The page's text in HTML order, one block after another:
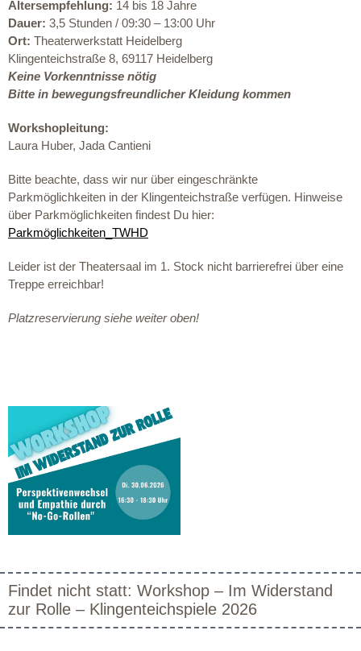
Altersempfehlung: 14 bis 18 Jahre
Dauer: 3,5 Stunden / 09:30 – 13:00 Uhr
Ort: Theaterwerkstatt Heidelberg
Klingenteichstraße 8, 69117 Heidelberg
Keine Vorkenntnisse nötig
Bitte in bewegungsfreundlicher Kleidung kommen
Workshopleitung:
Laura Huber, Jada Cantieni
Bitte beachte, dass wir nur über eingeschränkte
Parkmöglichkeiten in der Klingenteichstraße verfügen. Hinweise
über Parkmöglichkeiten findest Du hier:
Parkmöglichkeiten_TWHD
Leider ist der Theatersaal im 1. Stock nicht barrierefrei über eine
Treppe erreichbar!
Platzreservierung siehe weiter oben!
Findet nicht statt: Workshop – Im Widerstand
zur Rolle – Klingenteichspiele 2026